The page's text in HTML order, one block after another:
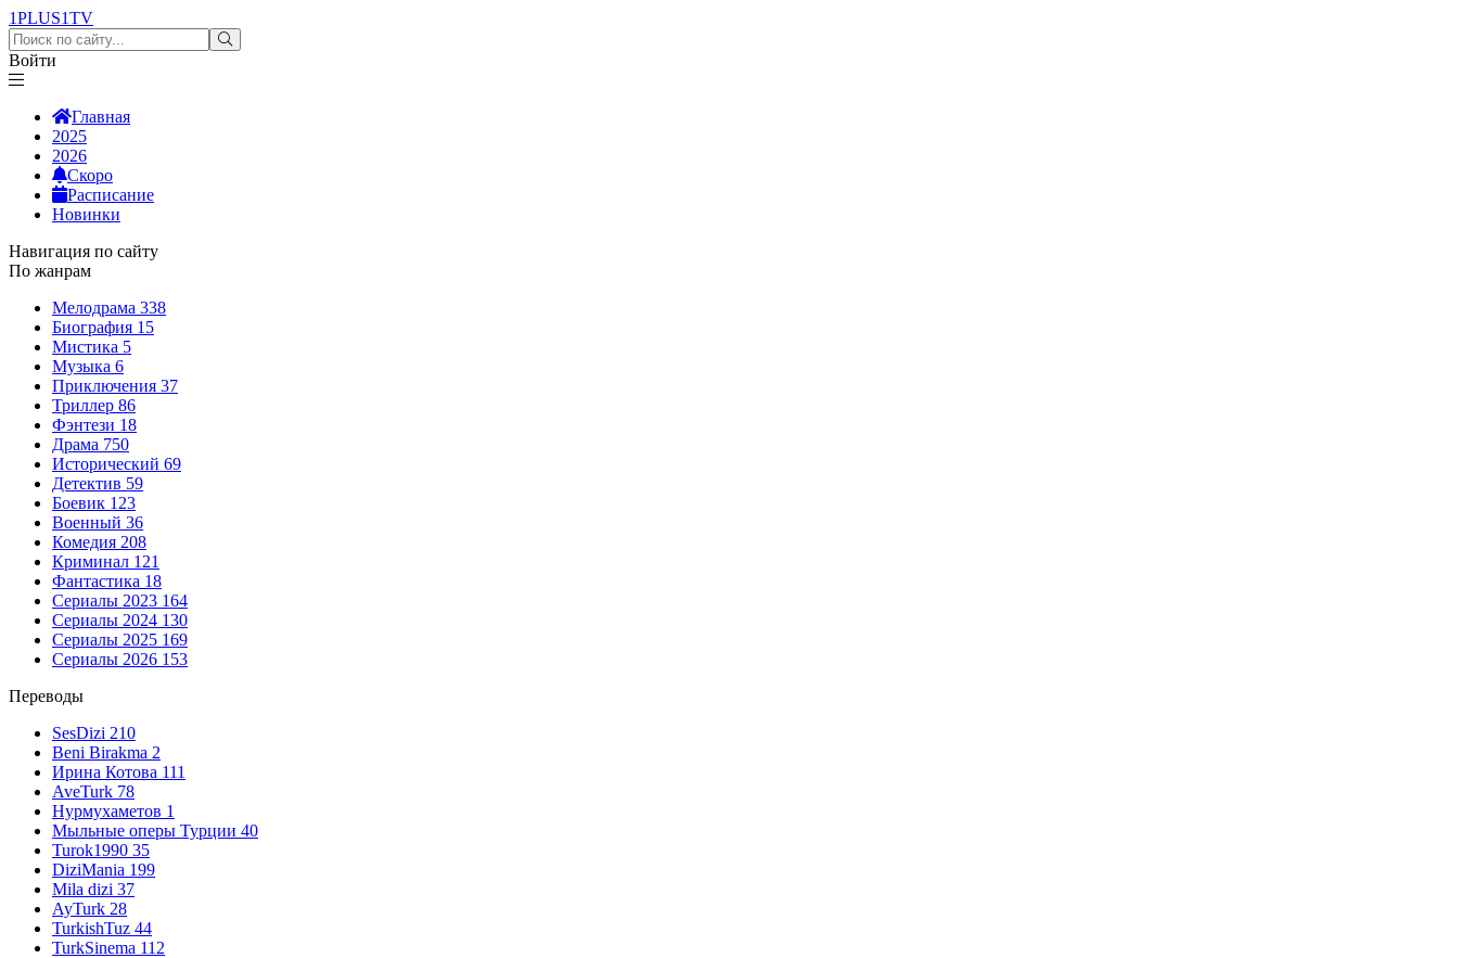
1PLUS1TV
Войти
Главная
2025
2026
Скоро
Расписание
Новинки
Навигация по сайту
По жанрам
Мелодрама 338
Биография 15
Мистика 5
Музыка 6
Приключения 37
Триллер 86
Фэнтези 18
Драма 750
Исторический 69
Детектив 59
Боевик 123
Военный 36
Комедия 208
Криминал 121
Фантастика 18
Сериалы 2023 164
Сериалы 2024 130
Сериалы 2025 169
Сериалы 2026 153
Переводы
SesDizi 210
Beni Birakma 2
Ирина Котова 111
AveTurk 78
Нурмухаметов 1
Мыльные оперы Турции 40
Turok1990 35
DiziMania 199
Mila dizi 37
AyTurk 28
TurkishTuz 44
TurkSinema 112